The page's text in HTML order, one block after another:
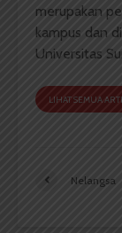
merupakan
kampus dan
Universitas
LIHAT SEMUA
Nelangsa